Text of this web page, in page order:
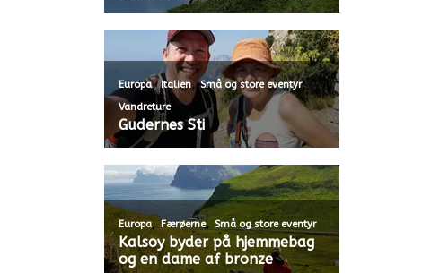
Europa,Italien,Små og store eventyr,
Vandreture
Gudernes Sti
Europa,Færøerne, Små og store eventyr
Kalsoy byder på hjemmebag
og en dame af bronze